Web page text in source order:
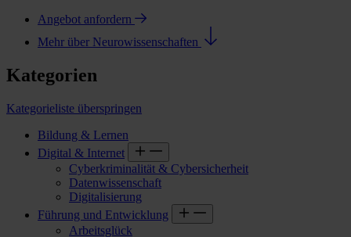
Angebot anfordern
Mehr über Neurowissenschaften
Kategorien
Kategorieliste überspringen
Bildung & Lernen
Digital & Internet
Cyberkriminalität & Cybersicherheit
Datenwissenschaft
Digitalisierung
Führung und Entwicklung
Arbeitsglück